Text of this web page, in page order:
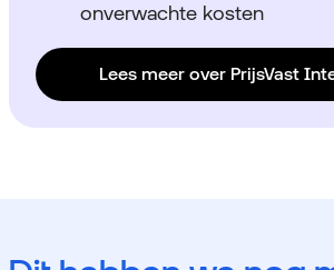
onverwachte kosten
Lees meer over PrijsVast